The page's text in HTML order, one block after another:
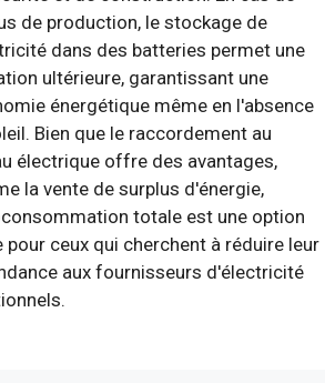
de production, le stockage de
dans des batteries permet une
ultérieure, garantissant une
énergétique même en l'absence
Bien que le raccordement au
électrique offre des avantages,
la vente de surplus d'énergie,
totale est une option
pour ceux qui cherchent à réduire leur
aux fournisseurs d'électricité